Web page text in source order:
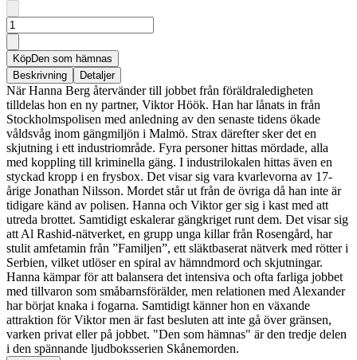
KöpDen som hämnas
Beskrivning
Detaljer
När Hanna Berg återvänder till jobbet från föräldraledigheten
tilldelas hon en ny partner, Viktor Höök. Han har lånats in från
Stockholmspolisen med anledning av den senaste tidens ökade
våldsvåg inom gängmiljön i Malmö. Strax därefter sker det en
skjutning i ett industriområde. Fyra personer hittas mördade, alla
med koppling till kriminella gäng. I industrilokalen hittas även en
styckad kropp i en frysbox. Det visar sig vara kvarlevorna av 17-
årige Jonathan Nilsson. Mordet står ut från de övriga då han inte är
tidigare känd av polisen. Hanna och Viktor ger sig i kast med att
utreda brottet. Samtidigt eskalerar gängkriget runt dem. Det visar sig
att Al Rashid-nätverket, en grupp unga killar från Rosengård, har
stulit amfetamin från ”Familjen”, ett släktbaserat nätverk med rötter i
Serbien, vilket utlöser en spiral av hämndmord och skjutningar.
Hanna kämpar för att balansera det intensiva och ofta farliga jobbet
med tillvaron som småbarnsförälder, men relationen med Alexander
har börjat knaka i fogarna. Samtidigt känner hon en växande
attraktion för Viktor men är fast besluten att inte gå över gränsen,
varken privat eller på jobbet. "Den som hämnas" är den tredje delen
i den spännande ljudboksserien Skånemorden.